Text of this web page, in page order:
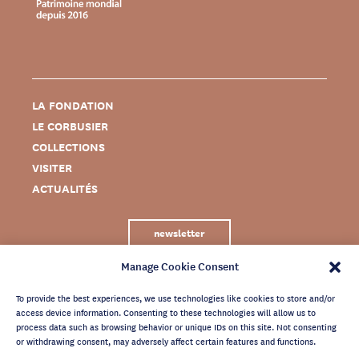
Manage Cookie Consent
To provide the best experiences, we use technologies like cookies to store and/or
access device information. Consenting to these technologies will allow us to
process data such as browsing behavior or unique IDs on this site. Not consenting
or withdrawing consent, may adversely affect certain features and functions.
LA FONDATION
LE CORBUSIER
COLLECTIONS
VISITER
ACTUALITÉS
newsletter